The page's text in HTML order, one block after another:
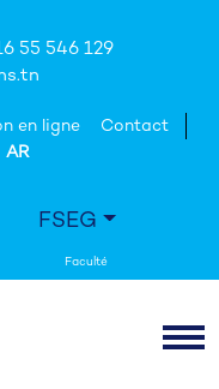
55 546 129
en ligne
Contact
AR
FSEG